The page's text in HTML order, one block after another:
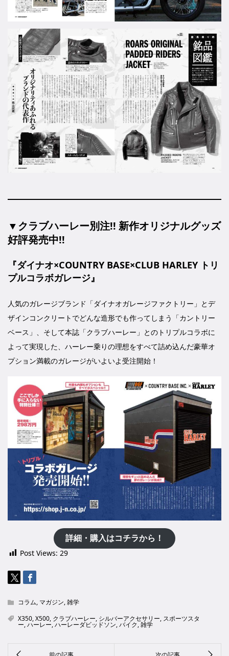
▼クラブハーレー別注!! 新作オリジナルグッズ
好評発売中!!
『ダイナオ×COUNTRY BASE×CLUB HARLEY トリ
プルコラボガレージ』
人気のガレージブランド「ダイナオガレージファクトリー」とデ
ザインコンクリートでどんな造形でも作ってしまう「カントリー
ベース」、そして本誌「クラブハーレー」とのトリプルコラボに
よって実現した、ハーレー乗りの理想をすべて詰め込んだ豪華オ
プション満載のガレージがいよいよ受注開始！
詳細・購入はコチラから！
Post Views: 29
コラム, マガジン,雑学
X350,X500, クラブハーレー, シルバーアクセサリー, スポーツスタ
ー,ハーレー,ハーレーダビッドソン,バイク,雑学